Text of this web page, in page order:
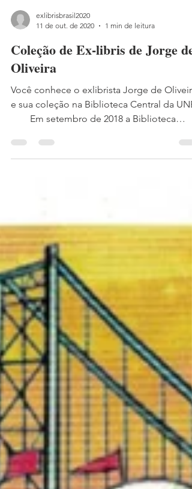
11 de out. de 2020
1 min de leitura
Coleção de Ex-libris de Jorge de
Oliveira
Você conhece o exlibrista Jorge de Oliveira
⠀ ⠀ Em setembro de 2018 a Biblioteca
Central da...